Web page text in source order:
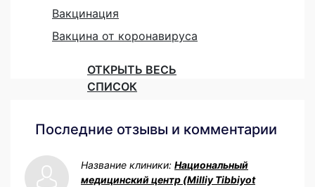
Вакцинация
Вакцина от коронавируса
ОТКРЫТЬ ВЕСЬ
СПИСОК
Последние отзывы и комментарии
Название клиники: Национальный
медицинский центр (Milliy Tibbiyot